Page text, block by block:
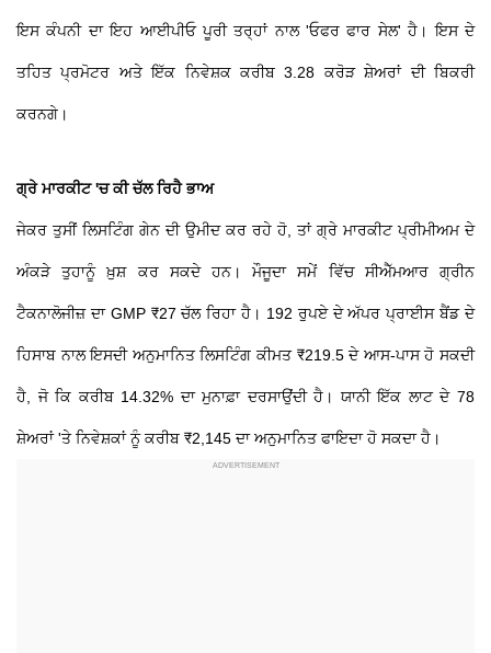
ਇਸ ਕੰਪਨੀ ਦਾ ਇਹ ਆਈਪੀਓ ਪੂਰੀ ਤਰ੍ਹਾਂ ਨਾਲ 'ਓਫਰ ਫਾਰ ਸੇਲ' ਹੈ। ਇਸ ਦੇ
ਤਹਿਤ ਪ੍ਰਮੋਟਰ ਅਤੇ ਇੱਕ ਨਿਵੇਸ਼ਕ ਕਰੀਬ 3.28 ਕਰੋੜ ਸ਼ੇਅਰਾਂ ਦੀ ਬਿਕਰੀ
ਕਰਨਗੇ।
ਗ੍ਰੇ ਮਾਰਕੀਟ 'ਚ ਕੀ ਚੱਲ ਰਿਹੈ ਭਾਅ
ਜੇਕਰ ਤੁਸੀਂ ਲਿਸਟਿੰਗ ਗੇਨ ਦੀ ਉਮੀਦ ਕਰ ਰਹੇ ਹੋ, ਤਾਂ ਗ੍ਰੇ ਮਾਰਕੀਟ ਪ੍ਰੀਮੀਅਮ ਦੇ
ਅੰਕੜੇ ਤੁਹਾਨੂੰ ਖ਼ੁਸ਼ ਕਰ ਸਕਦੇ ਹਨ। ਮੌਜੂਦਾ ਸਮੇਂ ਵਿੱਚ ਸੀਐੱਮਆਰ ਗ੍ਰੀਨ
ਟੈਕਨਾਲੋਜੀਜ਼ ਦਾ GMP ₹27 ਚੱਲ ਰਿਹਾ ਹੈ। 192 ਰੁਪਏ ਦੇ ਅੱਪਰ ਪ੍ਰਾਈਸ ਬੈਂਡ ਦੇ
ਹਿਸਾਬ ਨਾਲ ਇਸਦੀ ਅਨੁਮਾਨਿਤ ਲਿਸਟਿੰਗ ਕੀਮਤ ₹219.5 ਦੇ ਆਸ-ਪਾਸ ਹੋ ਸਕਦੀ
ਹੈ, ਜੋ ਕਿ ਕਰੀਬ 14.32% ਦਾ ਮੁਨਾਫ਼ਾ ਦਰਸਾਉਂਦੀ ਹੈ। ਯਾਨੀ ਇੱਕ ਲਾਟ ਦੇ 78
ਸ਼ੇਅਰਾਂ 'ਤੇ ਨਿਵੇਸ਼ਕਾਂ ਨੂੰ ਕਰੀਬ ₹2,145 ਦਾ ਅਨੁਮਾਨਿਤ ਫਾਇਦਾ ਹੋ ਸਕਦਾ ਹੈ।